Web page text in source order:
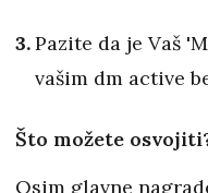
Pazite da je Vaš
vašim dm active
Što možete
Osim glavne